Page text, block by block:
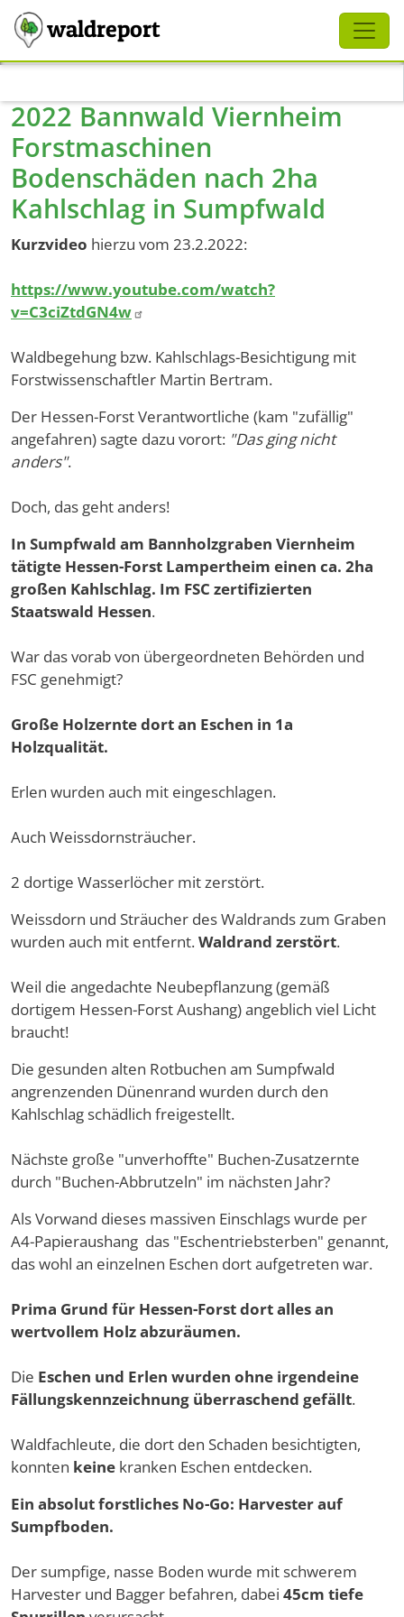
waldreport
2022 Bannwald Viernheim
Forstmaschinen
Bodenschäden nach 2ha
Kahlschlag in Sumpfwald
Kurzvideo hierzu vom 23.2.2022:
https://www.youtube.com/watch?
v=C3ciZtdGN4w
Waldbegehung bzw. Kahlschlags-Besichtigung mit
Forstwissenschaftler Martin Bertram.
Der Hessen-Forst Verantwortliche (kam "zufällig"
angefahren) sagte dazu vorort: "Das ging nicht
anders".
Doch, das geht anders!
In Sumpfwald am Bannholzgraben Viernheim
tätigte Hessen-Forst Lampertheim einen ca. 2ha
großen Kahlschlag. Im FSC zertifizierten
Staatswald Hessen.
War das vorab von übergeordneten Behörden und
FSC genehmigt?
Große Holzernte dort an Eschen in 1a
Holzqualität.
Erlen wurden auch mit eingeschlagen.
Auch Weissdornsträucher.
2 dortige Wasserlöcher mit zerstört.
Weissdorn und Sträucher des Waldrands zum Graben
wurden auch mit entfernt.Waldrand zerstört.
Weil die angedachte Neubepflanzung (gemäß
dortigem Hessen-Forst Aushang) angeblich viel Licht
braucht!
Die gesunden alten Rotbuchen am Sumpfwald
angrenzenden Dünenrand wurden durch den
Kahlschlag schädlich freigestellt.
Nächste große "unverhoffte" Buchen-Zusatzernte
durch "Buchen-Abbrutzeln" im nächsten Jahr?
Als Vorwand dieses massiven Einschlags wurde per
A4-Papieraushang das "Eschentriebsterben" genannt,
das wohl an einzelnen Eschen dort aufgetreten war.
Prima Grund für Hessen-Forst dort alles an
wertvollem Holz abzuräumen.
Die Eschen und Erlen wurden ohne irgendeine
Fällungskennzeichnung überraschend gefällt.
Waldfachleute, die dort den Schaden besichtigten,
konnten keine kranken Eschen entdecken.
Ein absolut forstliches No-Go: Harvester auf
Sumpfboden.
Der sumpfige, nasse Boden wurde mit schwerem
Harvester und Bagger befahren, dabei 45cm tiefe
Schliessen